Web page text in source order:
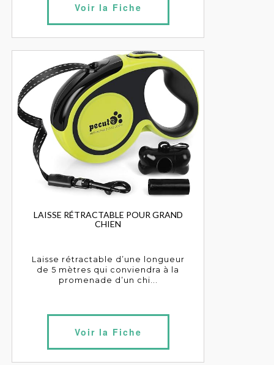
Voir la Fiche
LAISSE RÉTRACTABLE POUR GRAND
CHIEN
Laisse rétractable d’une longueur
de 5 mètres qui conviendra à la
promenade d’un chi...
Voir la Fiche